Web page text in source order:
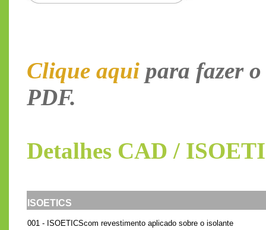
Clique aqui para fazer
PDF.
Detalhes CAD /
ISOETICS
001 - ISOETICScom revestimento aplicado sobre o isolante